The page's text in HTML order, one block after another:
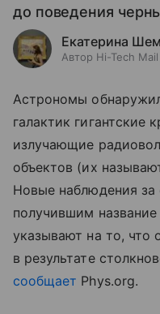
до поведения
Екатерина
Автор Hi-Tech Mail
Астрономы
галактик гигантские
излучающие
объектов (их
Новые наблюдения за
получившим
указывают на то, что
в результате
сообщает Phys.org.